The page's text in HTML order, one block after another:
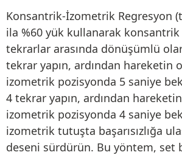
Konsantrik-İzometrik Regresyon
ila %60 yük kullanarak
tekrarlar arasında dönüşümlü
tekrar yapın, ardından hareketin
izometrik pozisyonda 5 saniye
4 tekrar yapın, ardından
izometrik pozisyonda 4 saniye
izometrik tutuşta başarısızlığa
deseni sürdürün. Bu yöntem, set